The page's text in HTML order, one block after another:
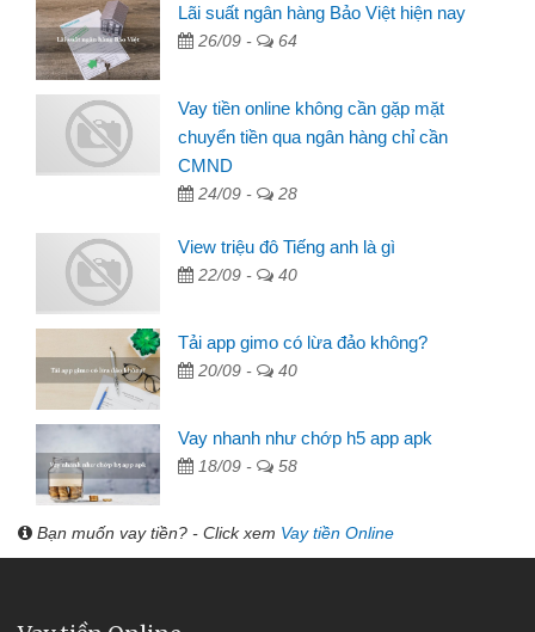
Lãi suất ngân hàng Bảo Việt hiện nay
26/09 - 64
Vay tiền online không cần gặp mặt
chuyển tiền qua ngân hàng chỉ cần
CMND
24/09 - 28
View triệu đô Tiếng anh là gì
22/09 - 40
Tải app gimo có lừa đảo không?
20/09 - 40
Vay nhanh như chớp h5 app apk
18/09 - 58
Bạn muốn vay tiền? - Click xem Vay tiền Online